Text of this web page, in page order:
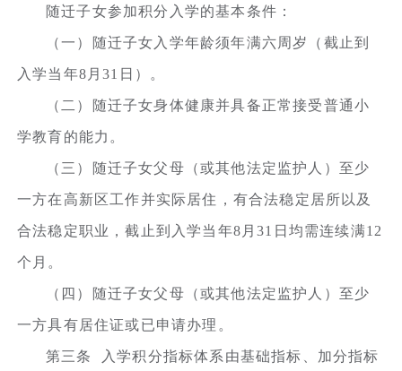
随迁子女参加积分入学的基本条件：
（一）随迁子女入学年龄须年满六周岁（截止到
入学当年8月31日）。
（二）随迁子女身体健康并具备正常接受普通小
学教育的能力。
（三）随迁子女父母（或其他法定监护人）至少
一方在高新区工作并实际居住，有合法稳定居所以及
合法稳定职业，截止到入学当年8月31日均需连续满12
个月。
（四）随迁子女父母（或其他法定监护人）至少
一方具有居住证或已申请办理。
第三条 入学积分指标体系由基础指标、加分指标